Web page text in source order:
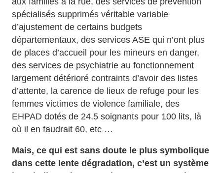
spécialisés supprimés véritable variable
d’ajustement de certains budgets
départementaux, des services ASE qui n’ont plus
de places d’accueil pour les mineurs en danger,
des services de psychiatrie au fonctionnement
largement détérioré contraints d’avoir des listes
d’attente, la carence de lieux de refuge pour les
femmes victimes de violence familiale, des
EHPAD dotés de 24,5 soignants pour 100 lits, là
où il en faudrait 60, etc …
Mais, ce qui est sans doute le plus symbolique
dans cette lente dégradation, c’est un système